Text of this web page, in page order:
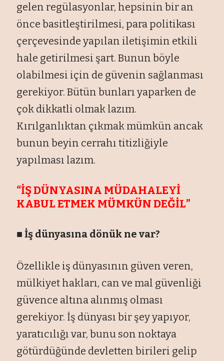
gelen regülasyonlar, hepsinin bir an
önce basitleştirilmesi, para politikası
çerçevesinde yapılan iletişimin etkili
hale getirilmesi şart. Bunun böyle
olabilmesi için de güvenin sağlanması
gerekiyor. Bütün bunları yaparken de
çok dikkatli olmak lazım.
Kırılganlıktan çıkmak mümkün ancak
bunun beyin cerrahı titizliğiyle
yapılması lazım.
“İŞ DÜNYASINA MÜDAHALEYİ
KABUL ETMEK MÜMKÜN DEĞİL”
■ İş dünyasına dönük ne var?
Özellikle iş dünyasının güven veren,
mülkiyet hakları, can ve mal güvenliği
güvence altına alınmış olması
gerekiyor. İş dünyası bir şey yapıyor,
yaratıcılığı var, bunu son noktaya
götürdüğünde devletten birileri gelip